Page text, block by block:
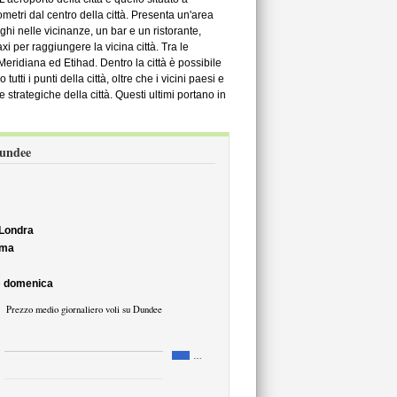
dal centro della città. Presenta un'area
nelle vicinanze, un bar e un ristorante,
per raggiungere la vicina città. Tra le
ed Etihad. Dentro la città è possibile
i punti della città, oltre che i vicini paesi e
della città. Questi ultimi portano in
domenica
Prezzo medio giornaliero voli su Dundee